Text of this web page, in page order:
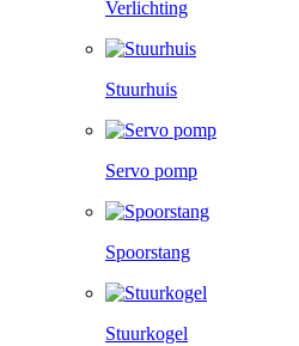
Verlichting
Stuurhuis
Servo pomp
Spoorstang
Stuurkogel